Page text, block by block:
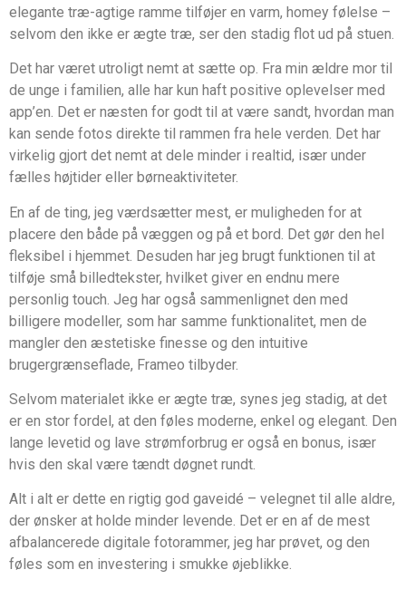
elegante træ-agtige ramme tilføjer en varm, homey følelse –
selvom den ikke er ægte træ, ser den stadig flot ud på stuen.
Det har været utroligt nemt at sætte op. Fra min ældre mor til
de unge i familien, alle har kun haft positive oplevelser med
app’en. Det er næsten for godt til at være sandt, hvordan man
kan sende fotos direkte til rammen fra hele verden. Det har
virkelig gjort det nemt at dele minder i realtid, især under
fælles højtider eller børneaktiviteter.
En af de ting, jeg værdsætter mest, er muligheden for at
placere den både på væggen og på et bord. Det gør den hel
fleksibel i hjemmet. Desuden har jeg brugt funktionen til at
tilføje små billedtekster, hvilket giver en endnu mere
personlig touch. Jeg har også sammenlignet den med
billigere modeller, som har samme funktionalitet, men de
mangler den æstetiske finesse og den intuitive
brugergrænseflade, Frameo tilbyder.
Selvom materialet ikke er ægte træ, synes jeg stadig, at det
er en stor fordel, at den føles moderne, enkel og elegant. Den
lange levetid og lave strømforbrug er også en bonus, især
hvis den skal være tændt døgnet rundt.
Alt i alt er dette en rigtig god gaveidé – velegnet til alle aldre,
der ønsker at holde minder levende. Det er en af de mest
afbalancerede digitale fotorammer, jeg har prøvet, og den
føles som en investering i smukke øjeblikke.